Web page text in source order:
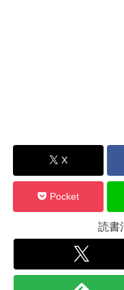
X
Pocket
読書